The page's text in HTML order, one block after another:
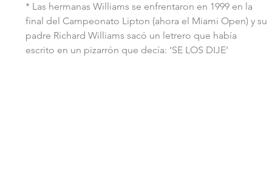
* Las hermanas Williams se enfrentaron en 1999 en la
final del Campeonato Lipton (ahora el Miami Open) y su
padre Richard Williams sacó un letrero que había
escrito en un pizarrón que decía: ‘SE LOS DIJE’